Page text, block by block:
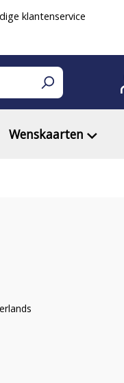
klantenservice
Wenskaarten